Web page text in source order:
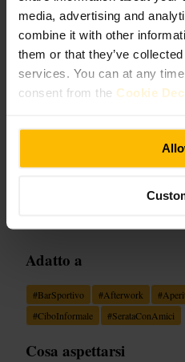
media, advertising and
combine it with other
them or that they’ve
services. You can at any
consent from the Cookie
Goldwood
Ristorazione e bevande•Bar
4,8
3,5
Adatto a
#BarSportivo #Afterwork #
#CiboInformale #SerataConAmici
Cosa aspettarsi